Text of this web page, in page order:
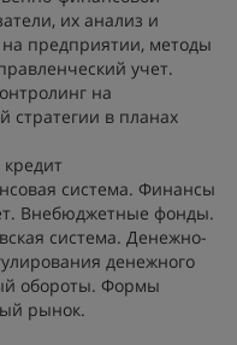
их анализ и
предприятии, методы
учет.
на
стратегии в планах
система. Финансы
Внебюджетные фонды.
система. Денежно-
денежного
обороты. Формы
рынок.